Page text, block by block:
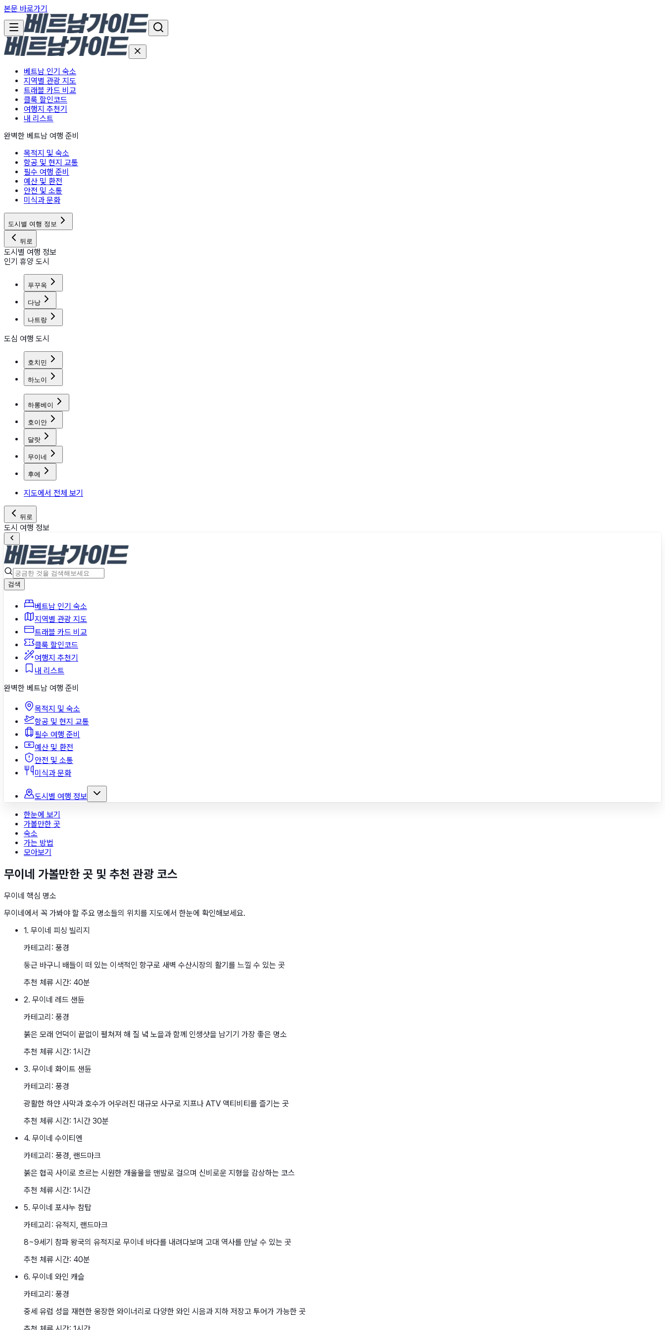
본문 바로가기
베트남 인기 숙소
지역별 관광 지도
트래블 카드 비교
클룩 할인코드
여행지 추천기
내 리스트
완벽한 베트남 여행 준비
목적지 및 숙소
항공 및 현지 교통
필수 여행 준비
예산 및 환전
안전 및 소통
미식과 문화
도시별 여행 정보
뒤로
도시별 여행 정보
인기 휴양 도시
푸꾸옥
다낭
나트랑
도심 여행 도시
호치민
하노이
하롱베이
호이안
달랏
무이네
후에
지도에서 전체 보기
뒤로
도시 여행 정보
검색
베트남 인기 숙소
지역별 관광 지도
트래블 카드 비교
클룩 할인코드
여행지 추천기
내 리스트
완벽한 베트남 여행 준비
목적지 및 숙소
항공 및 현지 교통
필수 여행 준비
예산 및 환전
안전 및 소통
미식과 문화
도시별 여행 정보
다낭
나트랑
하노이
가는 방법
모아보기
한눈에 보기
가볼만한 곳
숙소
가는 방법
모아보기
무이네 가볼만한 곳 및 추천 관광 코스
무이네 핵심 명소
무이네에서 꼭 가봐야 할 주요 명소들의 위치를 지도에서 한눈에 확인해보세요.
1. 무이네 피싱 빌리지
카테고리: 풍경
둥근 바구니 배들이 떠 있는 이색적인 항구로 새벽 수산시장의 활기를 느낄 수 있는 곳
추천 체류 시간: 40분
2. 무이네 레드 샌듄
카테고리: 풍경
붉은 모래 언덕이 끝없이 펼쳐져 해 질 녘 노을과 함께 인생샷을 남기기 가장 좋은 명소
추천 체류 시간: 1시간
3. 무이네 화이트 샌듄
카테고리: 풍경
광활한 하얀 사막과 호수가 어우러진 대규모 사구로 지프나 ATV 액티비티를 즐기는 곳
추천 체류 시간: 1시간 30분
4. 무이네 수이티엔
카테고리: 풍경, 랜드마크
붉은 협곡 사이로 흐르는 시원한 개울물을 맨발로 걸으며 신비로운 지형을 감상하는 코스
추천 체류 시간: 1시간
5. 무이네 포샤누 참탑
카테고리: 유적지, 랜드마크
8~9세기 참파 왕국의 유적지로 무이네 바다를 내려다보며 고대 역사를 만날 수 있는 곳
추천 체류 시간: 40분
6. 무이네 와인 캐슬
카테고리: 풍경
중세 유럽 성을 재현한 웅장한 와이너리로 다양한 와인 시음과 지하 저장고 투어가 가능한 곳